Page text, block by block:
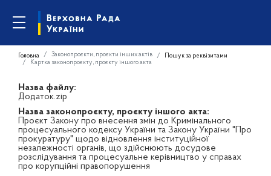
Головна Законопроєкти, проєкти інших актів
Пошук за реквізитами
Картка законопроєкту, проєкту іншого акта
Назва файлу:
Додаток.zip
Назва законопроєкту, проєкту іншого акта:
Проєкт Закону про внесення змін до Кримінального
процесуального кодексу України та Закону України "Про
прокуратуру" щодо відновлення інституційної
незалежності органів, що здійснюють досудове
розслідування та процесуальне керівництво у справах
про корупційні правопорушення